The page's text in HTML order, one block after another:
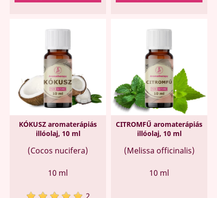
KÓKUSZ aromaterápiás
illóolaj, 10 ml
(Cocos nucifera)
10 ml
CITROMFŰ aromaterápiás
illóolaj, 10 ml
(Melissa officinalis)
10 ml